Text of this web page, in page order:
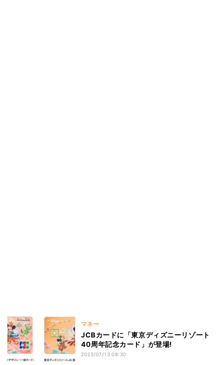
マネー
JCBカードに「東京ディズニーリゾート
40周年記念カード」が登場!
2023/07/13 08:30